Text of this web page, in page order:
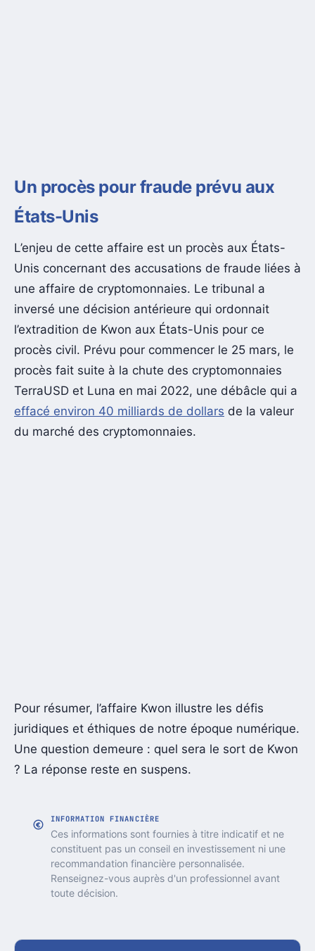
Un procès pour fraude prévu aux
États-Unis
L’enjeu de cette affaire est un procès aux États-
Unis concernant des accusations de fraude liées à
une affaire de cryptomonnaies. Le tribunal a
inversé une décision antérieure qui ordonnait
l’extradition de Kwon aux États-Unis pour ce
procès civil. Prévu pour commencer le 25 mars, le
procès fait suite à la chute des cryptomonnaies
TerraUSD et Luna en mai 2022, une débâcle qui a
effacé environ 40 milliards de dollars de la valeur
du marché des cryptomonnaies.
Pour résumer, l’affaire Kwon illustre les défis
juridiques et éthiques de notre époque numérique.
Une question demeure : quel sera le sort de Kwon
? La réponse reste en suspens.
INFORMATION FINANCIÈRE
Ces informations sont fournies à titre indicatif et ne
constituent pas un conseil en investissement ni une
recommandation financière personnalisée.
Renseignez-vous auprès d'un professionnel avant
toute décision.